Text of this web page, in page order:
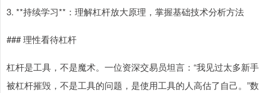
3. **持续学习**：理解杠杆放大原理，掌握基础技术分析方法
### 理性看待杠杆
杠杆是工具，不是魔术。一位资深交易员坦言：“我见过太多新手
被杠杆摧毁，不是工具的问题，是使用工具的人高估了自己。”数